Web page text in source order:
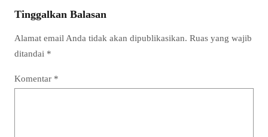
Tinggalkan Balasan
Alamat email Anda tidak akan dipublikasikan. Ruas yang wajib
ditandai *
Komentar *